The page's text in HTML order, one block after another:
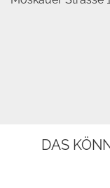
DAS